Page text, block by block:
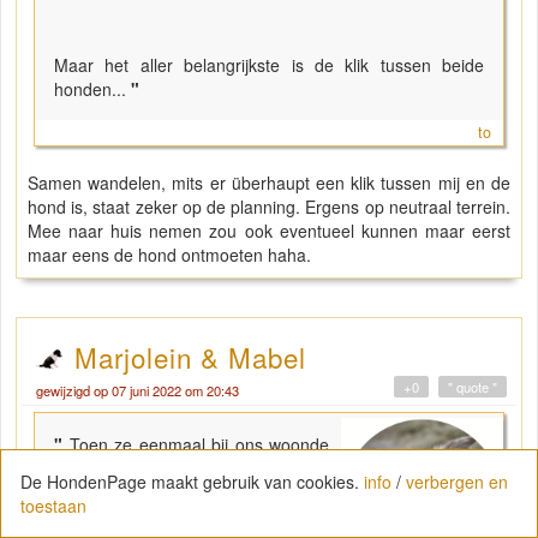
Maar het aller belangrijkste is de klik tussen beide
honden... "
to
Samen wandelen, mits er überhaupt een klik tussen mij en de
hond is, staat zeker op de planning. Ergens op neutraal terrein.
Mee naar huis nemen zou ook eventueel kunnen maar eerst
maar eens de hond ontmoeten haha.
Marjolein & Mabel
gewijzigd op 07 juni 2022 om 20:43 " quote "
+0
"Toen ze eenmaal bij ons woonde
moesten we het uiteraard wel
managen in geval van bezoek met
De HondenPage maakt gebruik van cookies. info / verbergen en
toestaan